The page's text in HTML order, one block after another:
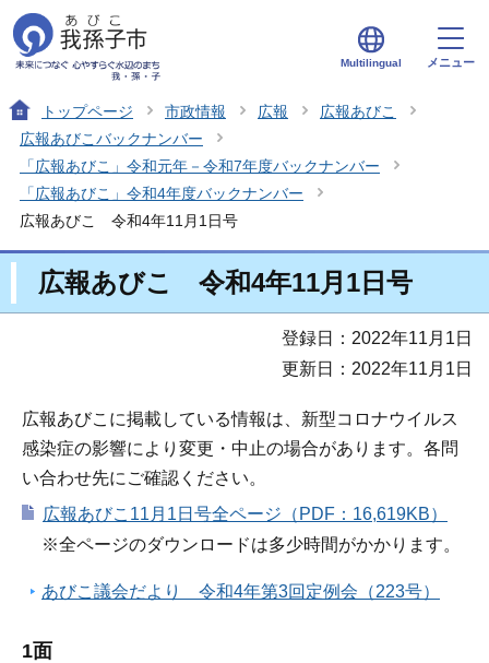
Multilingual メニュー
トップページ 市政情報 広報
広報あびこ
広報あびこバックナンバー
「広報あびこ」令和元年－令和7年度バックナンバー
「広報あびこ」令和4年度バックナンバー
広報あびこ 令和4年11月1日号
広報あびこ 令和4年11月1日号
登録日：2022年11月1日
更新日：2022年11月1日
広報あびこに掲載している情報は、新型コロナウイルス
感染症の影響により変更・中止の場合があります。各問
い合わせ先にご確認ください。
広報あびこ11月1日号全ページ（PDF：16,619KB）
※全ページのダウンロードは多少時間がかかります。
あびこ議会だより 令和4年第3回定例会（223号）
1面